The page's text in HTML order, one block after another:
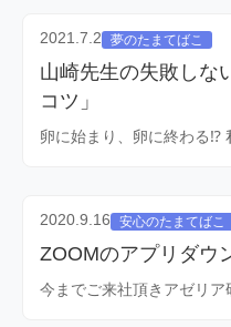
2021.7.2 夢のたまてばこ
山崎先生の失敗しな
コツ」
卵に始まり、卵に終わる⁉
2020.9.16 安心のたまてばこ
ZOOMのアプリダウ
今までご来社頂きアゼリア